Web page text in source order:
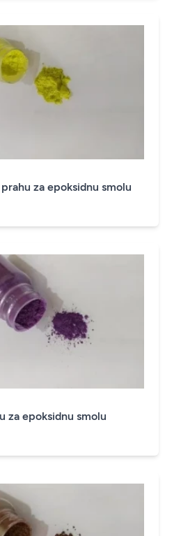
za epoksidnu smolu
za epoksidnu smolu